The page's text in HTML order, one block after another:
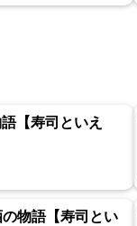
【寿司といえ
物語【寿司とい